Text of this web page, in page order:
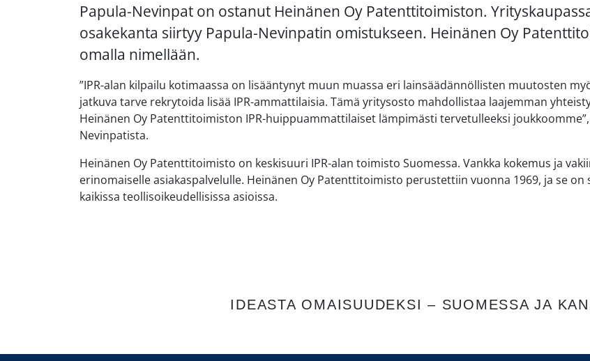
Papula-Nevinpat on ostanut Heinänen Oy Patenttitoimiston.
osakekanta siirtyy Papula-Nevinpatin omistukseen. Heinänen Oy
omalla nimellään.
”IPR-alan kilpailu kotimaassa on lisääntynyt muun muassa eri lainsäädännöllisten muutosten
jatkuva tarve rekrytoida lisää IPR-ammattilaisia. Tämä yritysosto mahdollistaa laajemman
Heinänen Oy Patenttitoimiston IPR-huippuammattilaiset lämpimästi tervetulleeksi
Nevinpatista.
Heinänen Oy Patenttitoimisto on keskisuuri IPR-alan toimisto Suomessa. Vankka kokemus ja
erinomaiselle asiakaspalvelulle. Heinänen Oy Patenttitoimisto perustettiin vuonna 1969, ja se
kaikissa teollisoikeudellisissa asioissa.
IDEASTA OMAISUUDEKSI – SUOMESSA JA